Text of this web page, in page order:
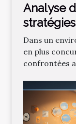
Analyse
bancaire
Dans un
en plus
confrontées